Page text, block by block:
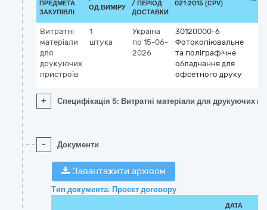
ПРЕДМЕТА
ЗАКУПІВЛІ
ОД.ВИМІРУ
/ ПЕРІОД
ДОСТАВКИ
021:2015 (CPV)
Витратні
матеріали
для
друкуючих
пристроїв
1
штука
Україна
по 15-06-
2026
30120000-6
Фотокопіювальне
та поліграфічне
обладнання для
офсетного друку
+ Специфікація 5: Витратні матеріали для друкуючих
- Документи
Завантажити архівом
Тип документа: Проект договору
ДАТА